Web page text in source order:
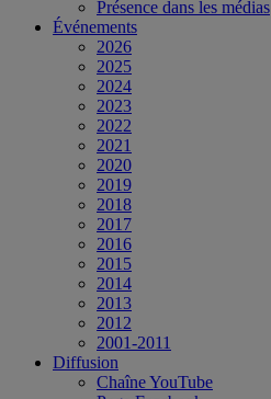
Présence dans les médias
Événements
2026
2025
2024
2023
2022
2021
2020
2019
2018
2017
2016
2015
2014
2013
2012
2001-2011
Diffusion
Chaîne YouTube